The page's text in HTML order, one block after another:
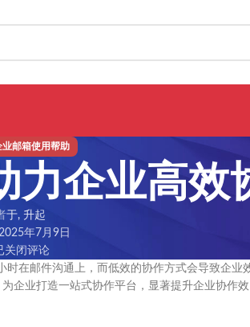
业邮箱使用帮助
力企业高效
于, 升起
年7月9日
关闭评论
在邮件沟通上，而低效的协作方式会导致企业
企业打造一站式协作平台，显著提升企业协作效